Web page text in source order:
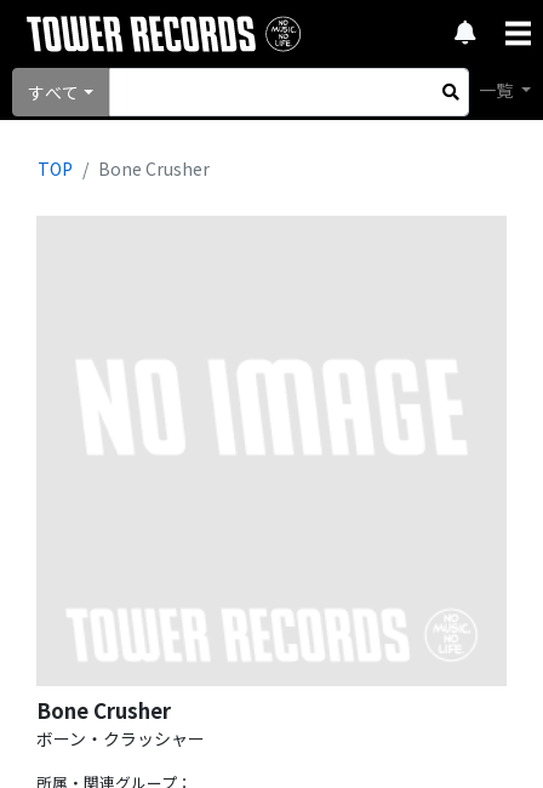
すべて 一覧
TOP Bone Crusher
Bone Crusher
ボーン・クラッシャー
所属・関連グループ ：